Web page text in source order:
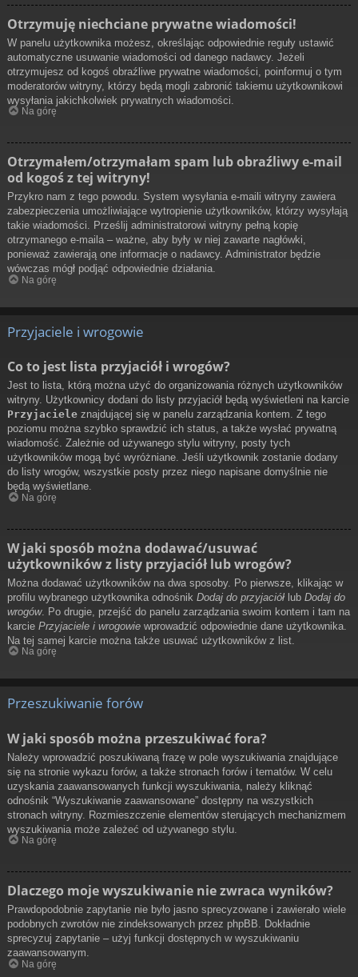
Otrzymuję niechciane prywatne wiadomości!
W panelu użytkownika możesz, określając odpowiednie reguły ustawić
automatyczne usuwanie wiadomości od danego nadawcy. Jeżeli
otrzymujesz od kogoś obraźliwe prywatne wiadomości, poinformuj o tym
moderatorów witryny, którzy będą mogli zabronić takiemu użytkownikowi
wysyłania jakichkolwiek prywatnych wiadomości.
Na górę
Otrzymałem/otrzymałam spam lub obraźliwy e-mail
od kogoś z tej witryny!
Przykro nam z tego powodu. System wysyłania e-maili witryny zawiera
zabezpieczenia umożliwiające wytropienie użytkowników, którzy wysyłają
takie wiadomości. Prześlij administratorowi witryny pełną kopię
otrzymanego e-maila – ważne, aby były w niej zawarte nagłówki,
ponieważ zawierają one informacje o nadawcy. Administrator będzie
wówczas mógł podjąć odpowiednie działania.
Na górę
Przyjaciele i wrogowie
Co to jest lista przyjaciół i wrogów?
Jest to lista, którą można użyć do organizowania różnych użytkowników
witryny. Użytkownicy dodani do listy przyjaciół będą wyświetleni na karcie
Przyjaciele znajdującej się w panelu zarządzania kontem. Z tego
poziomu można szybko sprawdzić ich status, a także wysłać prywatną
wiadomość. Zależnie od używanego stylu witryny, posty tych
użytkowników mogą być wyróżniane. Jeśli użytkownik zostanie dodany
do listy wrogów, wszystkie posty przez niego napisane domyślnie nie
będą wyświetlane.
Na górę
W jaki sposób można dodawać/usuwać
użytkowników z listy przyjaciół lub wrogów?
Można dodawać użytkowników na dwa sposoby. Po pierwsze, klikając w
profilu wybranego użytkownika odnośnik Dodaj do przyjaciół lub Dodaj do
wrogów. Po drugie, przejść do panelu zarządzania swoim kontem i tam na
karcie Przyjaciele i wrogowie wprowadzić odpowiednie dane użytkownika.
Na tej samej karcie można także usuwać użytkowników z list.
Na górę
Przeszukiwanie forów
W jaki sposób można przeszukiwać fora?
Należy wprowadzić poszukiwaną frazę w pole wyszukiwania znajdujące
się na stronie wykazu forów, a także stronach forów i tematów. W celu
uzyskania zaawansowanych funkcji wyszukiwania, należy kliknąć
odnośnik “Wyszukiwanie zaawansowane” dostępny na wszystkich
stronach witryny. Rozmieszczenie elementów sterujących mechanizmem
wyszukiwania może zależeć od używanego stylu.
Na górę
Dlaczego moje wyszukiwanie nie zwraca wyników?
Prawdopodobnie zapytanie nie było jasno sprecyzowane i zawierało wiele
podobnych zwrotów nie zindeksowanych przez phpBB. Dokładnie
sprecyzuj zapytanie – użyj funkcji dostępnych w wyszukiwaniu
zaawansowanym.
Na górę